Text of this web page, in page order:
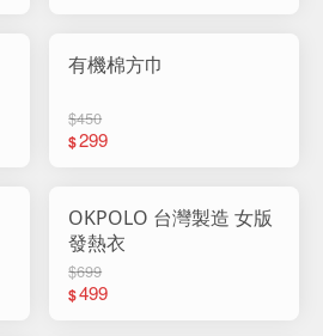
有機棉方巾
$450
$299
OKPOLO 台灣製造 女版
發熱衣
$699
$499